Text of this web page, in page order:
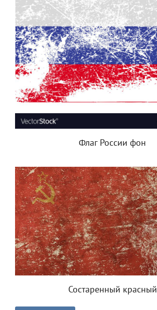
Флаг России фон
Состаренный красный